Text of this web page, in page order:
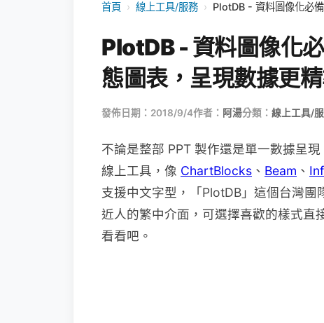
首頁 › 線上工具/服務 › PlotDB - 資料圖像化必
PlotDB - 資料圖像化
態圖表，呈現數據更
發佈日期：2018/9/4作者： 阿湯分類： 線上工具/
不論是整部 PPT 製作還是單一數據呈
線上工具，像 ChartBlocks 、 Beam 、
支援中文字型，「PlotDB」這個台灣
近人的繁中介面，可選擇喜歡的樣式直
看看吧。